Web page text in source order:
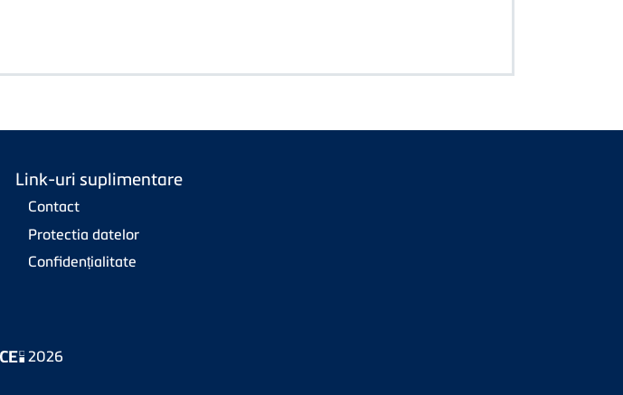
Link-uri suplimentare
Contact
Protectia datelor
Confidențialitate
2026